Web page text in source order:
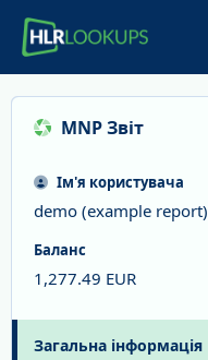
MNPЗвіт
Ім'я користувача
demo (example report)
Баланс
1,277.49 EUR
Загальна інформація